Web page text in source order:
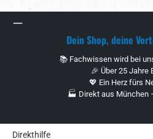
Dein Shop, deine
📚 Fachwissen wird bei
🎉 Über 25 Jahre
💖 Ein Herz fürs
🏭 Direkt aus München
Direkthilfe